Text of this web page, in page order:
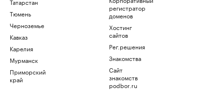
Тюмень
Черноземье
Кавказ
Карелия
Мурманск
Приморский
край
регистратор
доменов
Хостинг
сайтов
Рег.решения
Знакомства
Сайт
знакомств
podbor.ru